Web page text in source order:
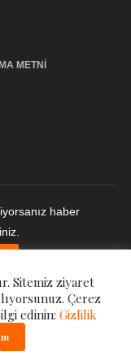
METNİ
haber
Sitemiz ziyaret
Çerez
edinin: Gizlilik